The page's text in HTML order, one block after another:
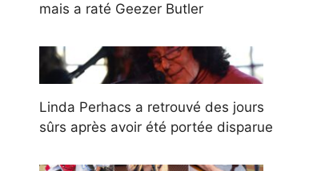
mais a raté Geezer Butler
Linda Perhacs a retrouvé des jours
sûrs après avoir été portée disparue